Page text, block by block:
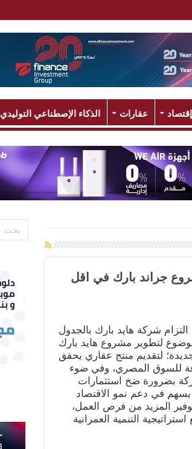
إقتصاد عقارات الذكاء الإصطناعي التوليدي
جراند بارك في اقل
التزام شركة هايد بارك بالجدول
لتطوير مشروع هايد بارك
لتقديم منتج عقاري يحقق
للسوق المصري، وفي ضوء
بضرورة ضخ استثمارات
يسهم في دعم نمو الاقتصاد
المزيد من فرص العمل،
التنمية العمرانية